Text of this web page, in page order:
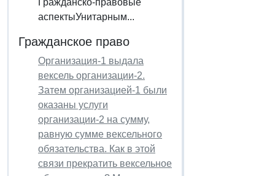
аспектыУнитарным...
Гражданское право
Организация-1 выдала
вексель организации-2.
Затем организацией-1 были
оказаны услуги
организации-2 на сумму,
равную сумме вексельного
обязательства. Как в этой
связи прекратить вексельное